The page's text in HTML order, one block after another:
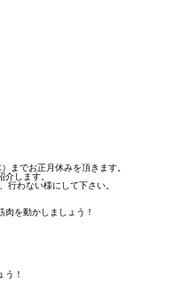
までお正月休みを頂きます。
します。
わない様にして下さい。
を動かしましょう！
う！